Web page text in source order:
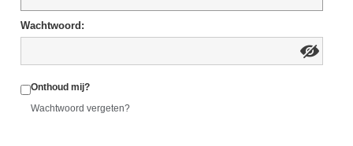
Wachtwoord:
Onthoud mij?
Wachtwoord vergeten?